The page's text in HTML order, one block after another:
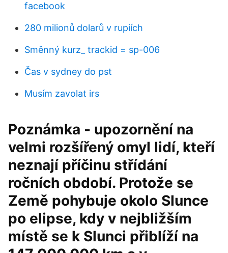
facebook
280 milionů dolarů v rupiích
Směnný kurz_ trackid = sp-006
Čas v sydney do pst
Musím zavolat irs
Poznámka - upozornění na
velmi rozšířený omyl lidí, kteří
neznají příčinu střídání
ročních období. Protože se
Země pohybuje okolo Slunce
po elipse, kdy v nejbližším
místě se k Slunci přiblíží na